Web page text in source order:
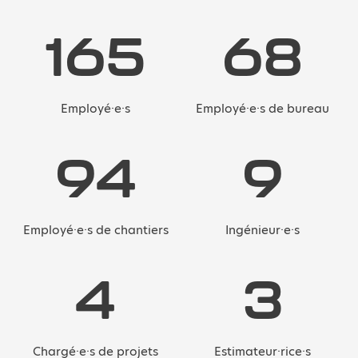
246
Employé·e·s
101
Employé·e·s de bureau
141
Employé·e·s de chantiers
14
Ingénieur·e·s
5
Chargé·e·s de projets
4
Estimateur·rice·s